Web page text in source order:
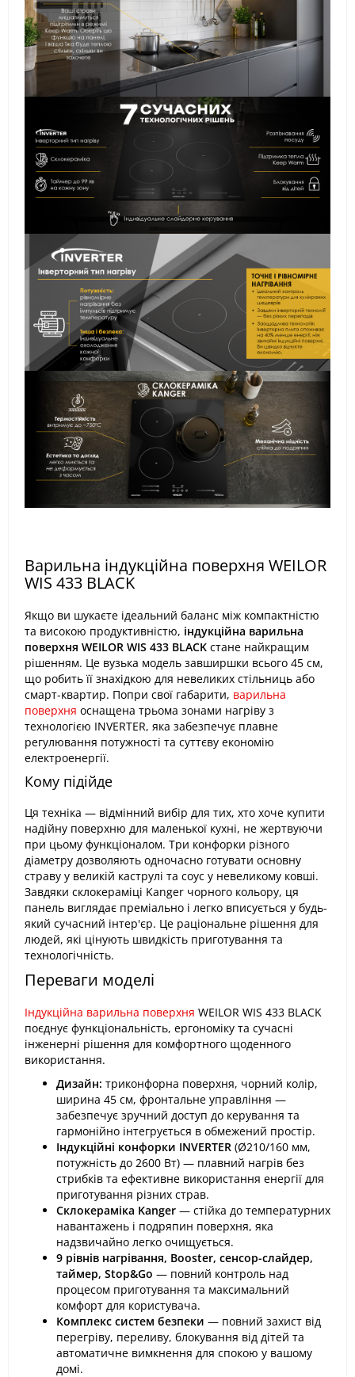
Варильна індукційна поверхня WEILOR
WIS 433 BLACK
Якщо ви шукаєте ідеальний баланс між компактністю
та високою продуктивністю, індукційна варильна
поверхня WEILOR WIS 433 BLACK стане найкращим
рішенням. Це вузька модель завширшки всього 45 см,
що робить її знахідкою для невеликих стільниць або
смарт-квартир. Попри свої габарити, варильна
поверхня оснащена трьома зонами нагріву з
технологією INVERTER, яка забезпечує плавне
регулювання потужності та суттєву економію
електроенергії.
Кому підійде
Ця техніка — відмінний вибір для тих, хто хоче купити
надійну поверхню для маленької кухні, не жертвуючи
при цьому функціоналом. Три конфорки різного
діаметру дозволяють одночасно готувати основну
страву у великій каструлі та соус у невеликому ковші.
Завдяки склокераміці Kanger чорного кольору, ця
панель виглядає преміально і легко вписується у будь-
який сучасний інтер'єр. Це раціональне рішення для
людей, які цінують швидкість приготування та
технологічність.
Переваги моделі
Індукційна варильна поверхня WEILOR WIS 433 BLACK
поєднує функціональність, ергономіку та сучасні
інженерні рішення для комфортного щоденного
використання.
Дизайн: триконфорна поверхня, чорний колір,
ширина 45 см, фронтальне управління —
забезпечує зручний доступ до керування та
гармонійно інтегрується в обмежений простір.
Індукційні конфорки INVERTER (Ø210/160 мм,
потужність до 2600 Вт) — плавний нагрів без
стрибків та ефективне використання енергії для
приготування різних страв.
Склокераміка Kanger — стійка до температурних
навантажень і подряпин поверхня, яка
надзвичайно легко очищується.
9 рівнів нагрівання, Booster, сенсор-слайдер,
таймер, Stop&Go — повний контроль над
процесом приготування та максимальний
комфорт для користувача.
Комплекс систем безпеки — повний захист від
перегріву, переливу, блокування від дітей та
автоматичне вимкнення для спокою у вашому
домі.